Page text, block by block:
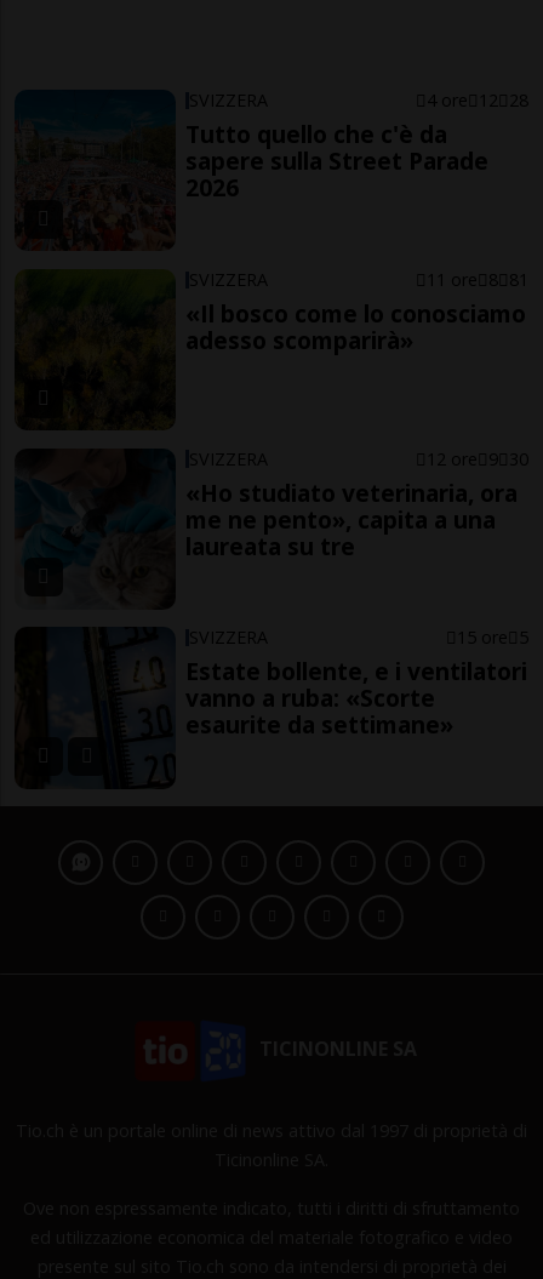
SVIZZERA 4 ore 12 28
Tutto quello che c'è da
sapere sulla Street Parade
2026
SVIZZERA 11 ore 8 81
«Il bosco come lo conosciamo
adesso scomparirà»
SVIZZERA 12 ore 9 30
«Ho studiato veterinaria, ora
me ne pento», capita a una
laureata su tre
SVIZZERA 15 ore 5
Estate bollente, e i ventilatori
vanno a ruba: «Scorte
esaurite da settimane»